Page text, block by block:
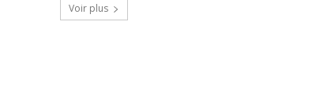
Voir plus